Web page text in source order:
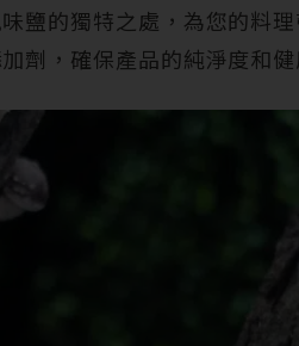
鹽的獨特之處，為您的料
劑，確保產品的純淨度和